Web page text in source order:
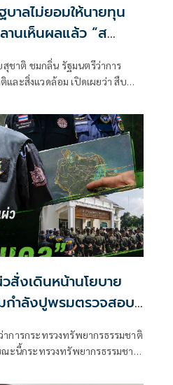
บาลไม่ยอมให้นายทุน
นเห็นผลแล้ว “ส
ม” รื้อเองคืบ 40%
รการทางกฎหมาย
ชาติ ชมกลิ่น รัฐมนตรีว่าการ
และสิ่งแวดล้อม เปิดเผยว่า สืบ
สั่งเดินหน้านโยบาย
กำลังปูพรมตรวจสอบ
ก 40 จุด พร้อมเร่ง
ทนาการหาดนุ้ย ภูเก็ต
การกระทรวงทรัพยากรธรรมชาติ
ณะนี้กระทรวงทรัพยากรธรรมชาติ